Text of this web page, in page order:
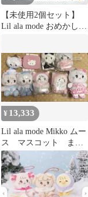
【未使用2個セット】
Lil ala mode おめかし♡
¥ 13,333
Lil ala mode Mikko ムー
ス マスコット まと
め売り